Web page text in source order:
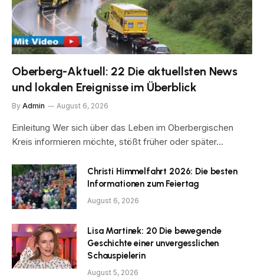
Oberberg-Aktuell: 22 Die aktuellsten News
und lokalen Ereignisse im Überblick
By Admin August 6, 2026
Einleitung Wer sich über das Leben im Oberbergischen
Kreis informieren möchte, stößt früher oder später…
Christi Himmelfahrt 2026: Die besten
Informationen zum Feiertag
August 6, 2026
Lisa Martinek: 20 Die bewegende
Geschichte einer unvergesslichen
Schauspielerin
August 5, 2026